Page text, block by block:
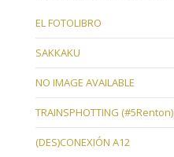
EL FOTOLIBRO
SAKKAKU
NO IMAGE AVAILABLE
TRAINSPHOTTING (#5Renton)
(DES)CONEXIÓN A12